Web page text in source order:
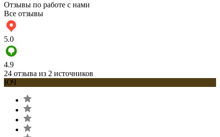
Отзывы по работе с нами
Все отзывы
5.0
4.9
24 отзыва из 2 источников
ЮЧ